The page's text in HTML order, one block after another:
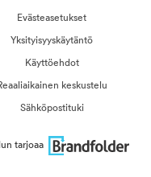
Evästeasetukset
Yksityisyyskäytäntö
Käyttöehdot
keskustelu
Sähköpostituki
tarjoaa